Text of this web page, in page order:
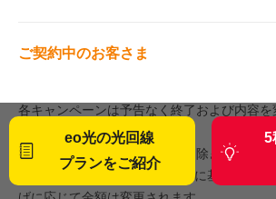
ご契約中のお客さま
各キャンペーンは予告なく終了および内容
います。
記載の価格は税抜記載のものを除き税込です
年3月29日現在の税率（10％）に基づく金額
eo光の光回線
プランをご紹介
5